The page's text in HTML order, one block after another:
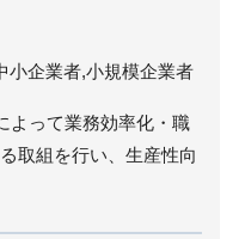
小企業者,小規模企業者
よって業務効率化・職
取組を行い、生産性向